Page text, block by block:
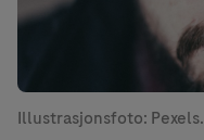
Illustrasjonsfoto: Pexels.